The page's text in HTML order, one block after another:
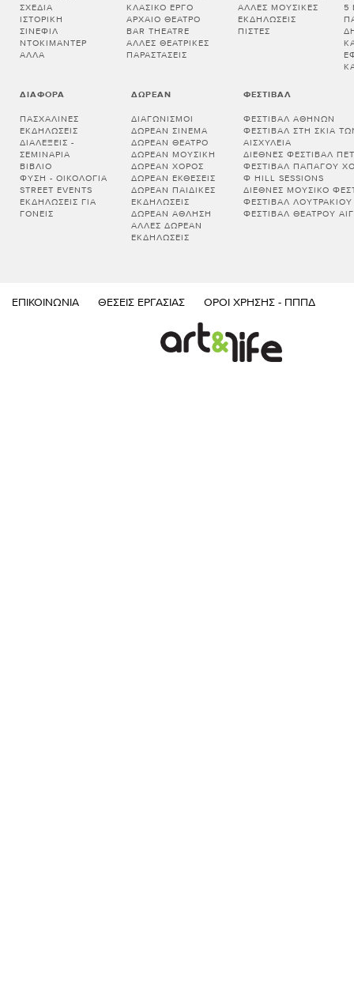
ΣΧΈΔΙΑ
ΙΣΤΟΡΙΚΉ
ΣΙΝΕΦΊΛ
ΝΤΟΚΙΜΑΝΤΈΡ
ΆΛΛΑ
ΚΛΑΣΙΚΌ ΈΡΓΟ
ΑΡΧΑΊΟ ΘΈΑΤΡΟ
BAR THEATRE
ΆΛΛΕΣ ΘΕΑΤΡΙΚΈΣ
ΠΑΡΑΣΤΆΣΕΙΣ
ΆΛΛΕΣ ΜΟΥΣΙΚΈΣ
ΕΚΔΗΛΏΣΕΙΣ
ΠΊΣΤΕΣ
5
ΔΙΆΦΟΡΑ
ΠΑΣΧΑΛΙΝΈΣ
ΕΚΔΗΛΏΣΕΙΣ
ΔΙΑΛΕΞΕΙΣ -
ΣΕΜΙΝΑΡΙΑ
ΒΙΒΛΊΟ
ΦΎΣΗ - ΟΙΚΟΛΟΓΊΑ
STREET EVENTS
ΕΚΔΗΛΏΣΕΙΣ ΓΙΑ
ΓΟΝΕΊΣ
ΔΩΡΕΆΝ
ΔΙΑΓΩΝΙΣΜΟΊ
ΔΩΡΕΆΝ ΣΙΝΕΜΆ
ΔΩΡΕΆΝ ΘΈΑΤΡΟ
ΔΩΡΕΆΝ ΜΟΥΣΙΚΉ
ΔΩΡΕΆΝ ΧΟΡΌΣ
ΔΩΡΕΆΝ ΕΚΘΈΣΕΙΣ
ΔΩΡΕΆΝ ΠΑΙΔΙΚΈΣ
ΕΚΔΗΛΏΣΕΙΣ
ΔΩΡΕΆΝ ΆΘΛΗΣΗ
ΆΛΛΕΣ ΔΩΡΕΆΝ
ΕΚΔΗΛΏΣΕΙΣ
ΦΕΣΤΙΒΆΛ
ΦΕΣΤΙΒΆΛ ΑΘΗΝΏΝ
ΦΕΣΤΙΒΆΛ ΣΤΗ ΣΚΙΆ
ΑΙΣΧΎΛΕΙΑ
ΔΙΕΘΝΈΣ ΦΕΣΤΙΒΆΛ
ΦΕΣΤΙΒΆΛ ΠΑΠΆΓΟΥ
Φ HILL SESSIONS
ΔΙΕΘΝΈΣ ΜΟΥΣΙΚΌ
ΦΕΣΤΙΒΆΛ ΛΟΥΤΡΑΚΊΟΥ
ΦΕΣΤΙΒΆΛ ΘΕΆΤΡΟΥ
ΕΠΙΚΟΙΝΩΝΊΑ ΘΈΣΕΙΣ ΕΡΓΑΣΊΑΣ ΌΡΟΙ ΧΡΉΣΗΣ - ΠΠΠΔ